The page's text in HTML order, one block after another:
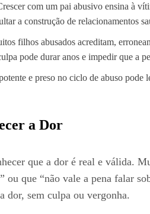
com um pai abusivo ensina à
a construção de relacionamentos
filhos abusados acreditam,
pode durar anos e impedir que a
e preso no ciclo de abuso pode
a Dor
que a dor é real e válida.
que “não vale a pena falar
dor, sem culpa ou vergonha.